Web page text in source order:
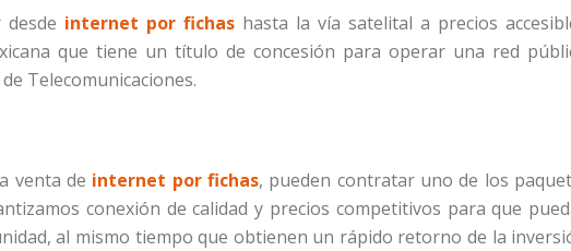
internet por fichas hasta la vía satelital a precios
que tiene un título de concesión para operar una red
Telecomunicaciones.
venta de internet por fichas, pueden contratar uno de los
conexión de calidad y precios competitivos para que
al mismo tiempo que obtienen un rápido retorno de la